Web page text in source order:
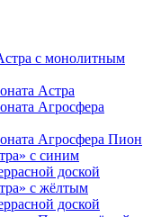
с монолитным
Астра
Агросфера
Агросфера Пион
с синим
доской
с жёлтым
доской